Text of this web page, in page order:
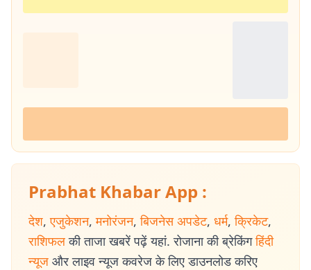
Prabhat Khabar App :
देश, एजुकेशन, मनोरंजन, बिजनेस अपडेट, धर्म, क्रिकेट,
राशिफल की ताजा खबरें पढ़ें यहां. रोजाना की ब्रेकिंग हिंदी
न्यूज और लाइव न्यूज कवरेज के लिए डाउनलोड करिए